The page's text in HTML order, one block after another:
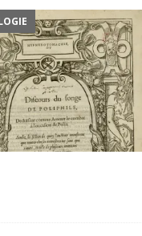
retrouver?
[ 7 août 2026 ]
DIVERS